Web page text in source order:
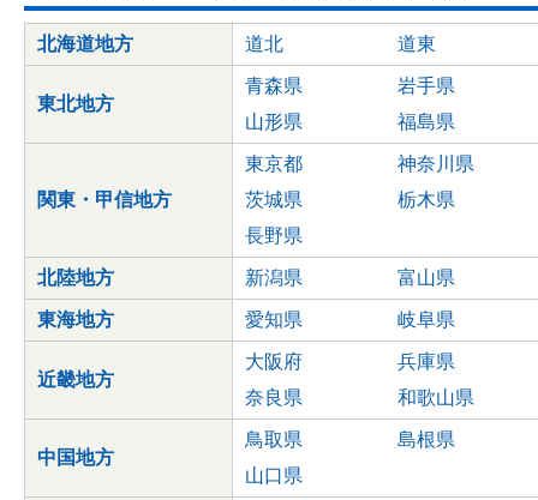
北海道地方 道北 道東
東北地方
青森県
岩手県
山形県
福島県
関東・甲信地方
東京都
神奈川県
茨城県
栃木県
長野県
北陸地方 新潟県 富山県
東海地方 愛知県 岐阜県
近畿地方
大阪府
兵庫県
奈良県
和歌山県
中国地方
鳥取県
島根県
山口県